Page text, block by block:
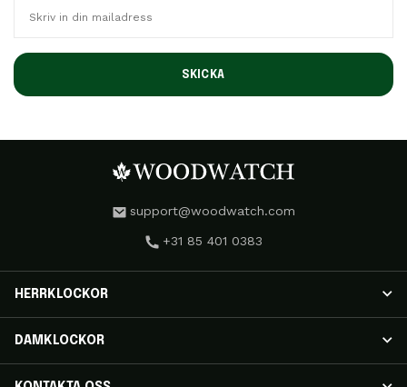
SKICKA
support@woodwatch.com
+31 85 401 0383
HERRKLOCKOR
DAMKLOCKOR